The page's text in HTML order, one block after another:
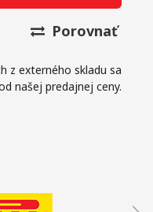
Porovnať
z externého skladu sa
našej predajnej ceny.